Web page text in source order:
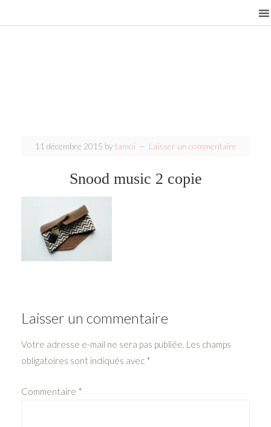
11 décembre 2015 bytamoi Laisser un commentaire
Snood music 2 copie
Laisser un commentaire
Votre adresse e-mail ne sera pas publiée. Les champs
obligatoires sont indiqués avec *
Commentaire *